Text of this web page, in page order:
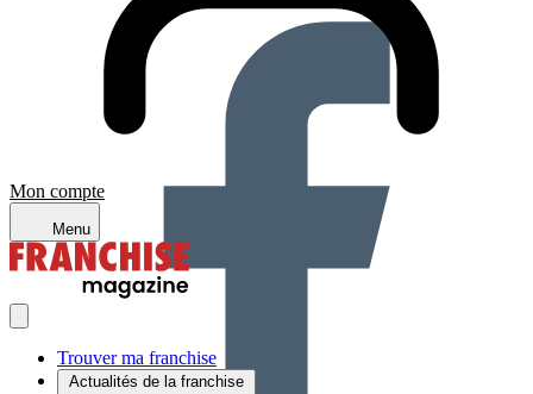
Mon compte
Menu
Trouver ma franchise
Actualités de la franchise